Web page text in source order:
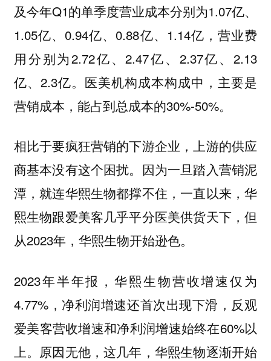
及今年Q1的单季度营业成本分别为1.07亿、
1.05亿、0.94亿、0.88亿、1.14亿，营业费
用分别为2.72亿、2.47亿、2.37亿、2.13
亿、2.3亿。医美机构成本构成中，主要是
营销成本，能占到总成本的30%-50%。
相比于要疯狂营销的下游企业，上游的供应
商基本没有这个困扰。因为一旦踏入营销泥
潭，就连华熙生物都撑不住，一直以来，华
熙生物跟爱美客几乎平分医美供货天下，但
从2023年，华熙生物开始逊色。
2023年半年报，华熙生物营收增速仅为
4.77%，净利润增速还首次出现下滑，反观
爱美客营收增速和净利润增速始终在60%以
上。原因无他，这几年，华熙生物逐渐开始